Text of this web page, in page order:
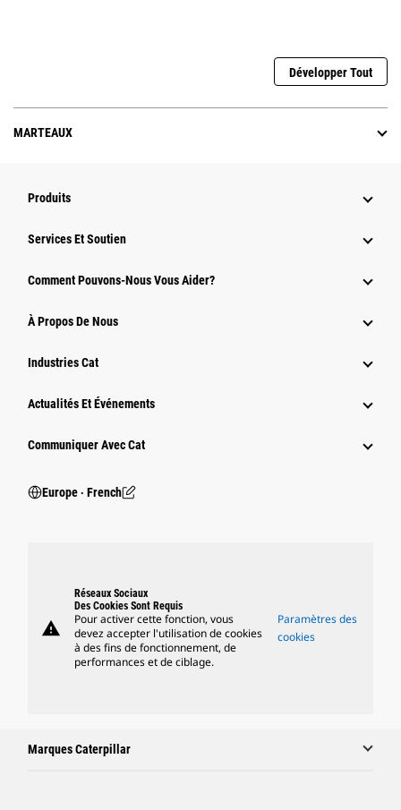
Développer Tout
MARTEAUX
Produits
Services Et Soutien
Comment Pouvons-Nous Vous Aider?
À Propos De Nous
Industries Cat
Actualités Et Événements
Communiquer Avec Cat
Europe ‧ French
warning
Réseaux Sociaux
Des Cookies Sont Requis
Pour activer cette fonction, vous
devez accepter l'utilisation de cookies
à des fins de fonctionnement, de
performances et de ciblage.
Paramètres des
cookies
Marques Caterpillar